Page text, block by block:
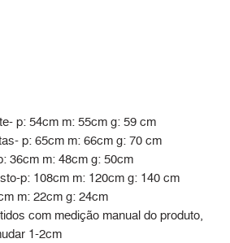
p: 54cm m: 55cm g: 59 cm
p: 65cm m: 66cm g: 70 cm
36cm m: 48cm g: 50cm
p: 108cm m: 120cm g: 140 cm
m: 22cm g: 24cm
com medição manual do produto,
1-2cm